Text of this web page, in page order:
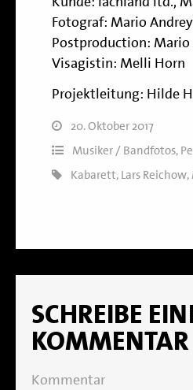
Fotograf: Mario
Postproduction: Mario
Visagistin: Melli Horn
Projektleitung: Hilde
20. Oktober 2017
Musiker / Bandfotos,
Kabarett, Lars Reichow,
SCHREIBE
KOMMENTAR
Kommentar